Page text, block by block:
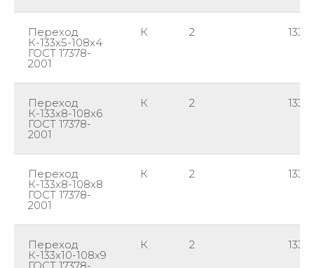
Переход
К-133х5-108х4
ГОСТ 17378-
2001
К 2 133
Переход
К-133х8-108х6
ГОСТ 17378-
2001
К 2 133
Переход
К-133х8-108х8
ГОСТ 17378-
2001
К 2 133
Переход
К-133х10-108х9
К 2 133